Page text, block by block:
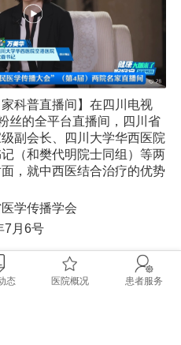
家科普直播间】在四川电视
丝的全平台直播间，四川省
副会长、四川大学华西医院
（和樊代明院士同组）等两
，就中西医结合治疗的优势
学传播学会
7月6号
态 医院概况 患者服务